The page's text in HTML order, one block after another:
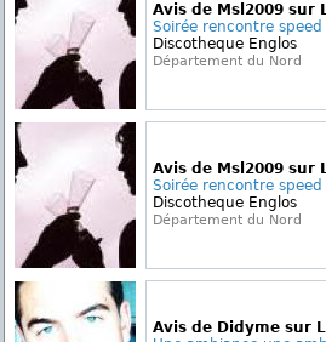
Avis de Msl2009 sur
Soirée rencontre
Discotheque Englos
Département du Nord
Avis de Msl2009 sur
Soirée rencontre
Discotheque Englos
Département du Nord
Avis de Didyme sur